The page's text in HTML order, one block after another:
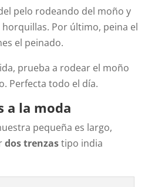
pelo rodeando del moño y
Por último, peina el
el peinado.
prueba a rodear el moño
Perfecta todo el día.
a la moda
pequeña es largo,
dos trenzastipo india